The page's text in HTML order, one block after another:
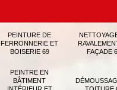
PEINTURE DE
FERRONNERIE ET
BOISERIE 69
FAÇADE
PEINTRE EN
BÂTIMENT